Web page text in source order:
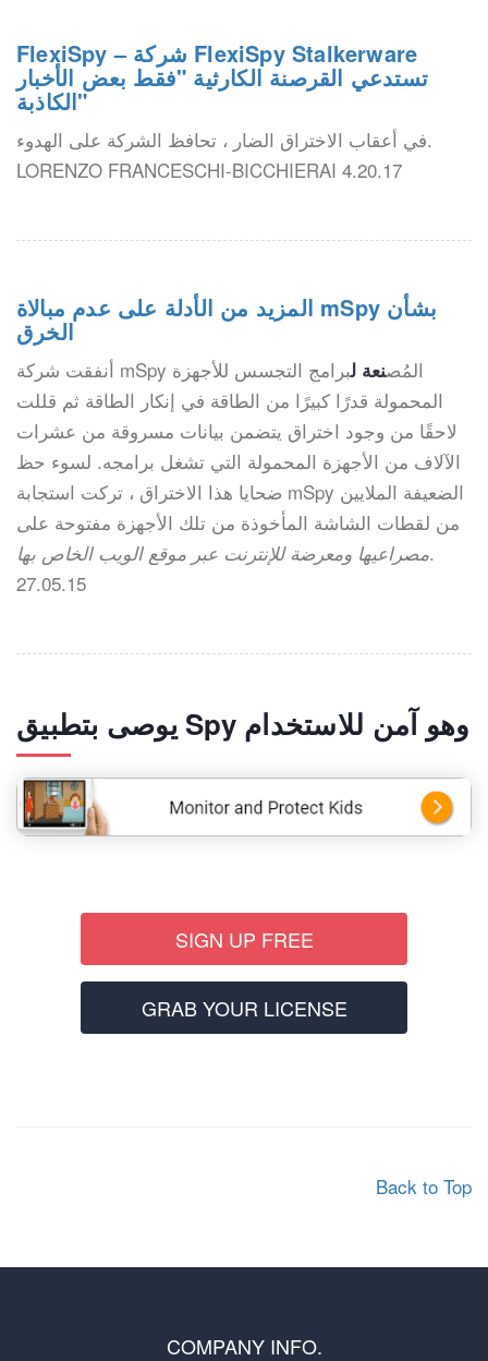
FlexiSpy – شركة FlexiSpy Stalkerware
تستدعي القرصنة الكارثية "فقط بعض الأخبار
الكاذبة"
في أعقاب الاختراق الضار ، تحافظ الشركة على الهدوء.
LORENZO FRANCESCHI-BICCHIERAI 4.20.17
المزيد من الأدلة على عدم مبالاة mSpy بشأن
الخرق
أنفقت شركة mSpy المُصنعة لبرامج التجسس للأجهزة
المحمولة قدرًا كبيرًا من الطاقة في إنكار الطاقة ثم قللت
لاحقًا من وجود اختراق يتضمن بيانات مسروقة من عشرات
الآلاف من الأجهزة المحمولة التي تشغل برامجه. لسوء حظ
ضحايا هذا الاختراق ، تركت استجابة mSpy الضعيفة الملايين
من لقطات الشاشة المأخوذة من تلك الأجهزة مفتوحة على
مصراعيها ومعرضة للإنترنت عبر موقع الويب الخاص بها.
27.05.15
يوصى بتطبيق Spy وهو آمن للاستخدام
SIGN UP FREE
GRAB YOUR LICENSE
Back to Top
COMPANY INFO.